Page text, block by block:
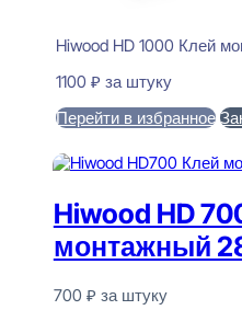
Hiwood HD 1000 Клей
1100 ₽ за штуку
Перейти в избранное
Hiwood HD
монтажный
700 ₽ за штуку